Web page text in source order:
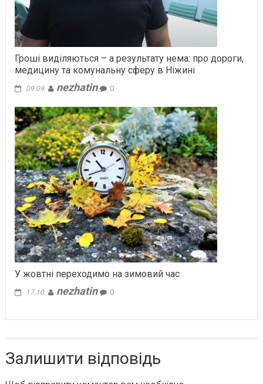
Гроші виділяються – а результату нема: про дороги,
медицину та комунальну сферу в Ніжині
09.09. nezhatin 0
У жовтні переходимо на зимовий час
17.10. nezhatin 0
Залишити відповідь